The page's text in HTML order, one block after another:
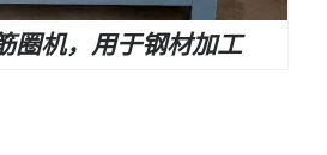
圈机，用于钢材加工